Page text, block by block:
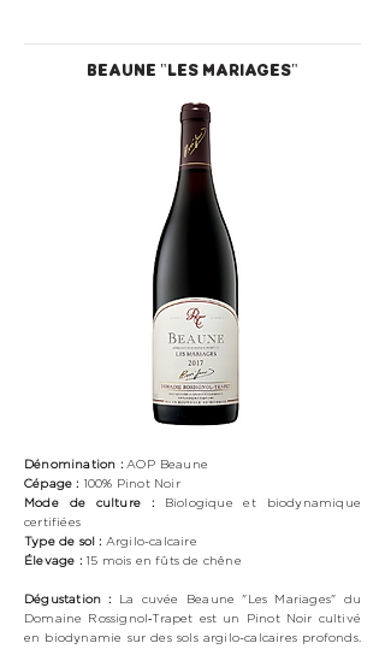
BEAUNE "LES MARIAGES"
Dénomination : AOP Beaune
Cépage : 100% Pinot Noir
Mode de culture :
Biologiqueet biodynamique
certifiées
Type de sol : Argilo-calcaire
Élevage : 15 mois en fûts de chêne
Dégustation : La cuvée Beaune "Les Mariages" du
Domaine Rossignol‑Trapet est un Pinot Noir cultivé
en biodynamie sur des sols argilo-calcaires profonds.